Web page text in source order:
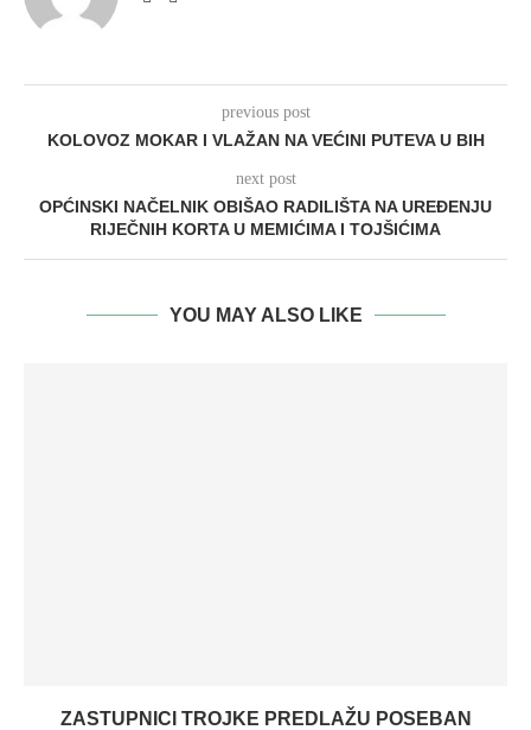
previous post
KOLOVOZ MOKAR I VLAŽAN NA VEĆINI PUTEVA U BIH
next post
OPĆINSKI NAČELNIK OBIŠAO RADILIŠTA NA UREĐENJU
RIJEČNIH KORTA U MEMIĆIMA I TOJŠIĆIMA
YOU MAY ALSO LIKE
ZASTUPNICI TROJKE PREDLAŽU POSEBAN